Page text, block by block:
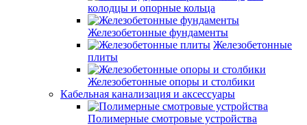
колодцы и опорные кольца
Железобетонные фундаменты
Железобетонные
плиты
Железобетонные опоры и столбики
Кабельная канализация и аксессуары
Полимерные смотровые устройства